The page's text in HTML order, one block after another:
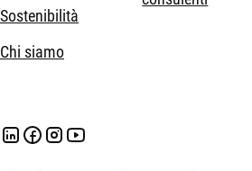
Sostenibilità
Chi siamo